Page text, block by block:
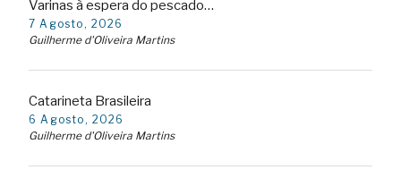
Varinas à espera do pescado…
7 Agosto, 2026
Guilherme d'Oliveira Martins
Catarineta Brasileira
6 Agosto, 2026
Guilherme d'Oliveira Martins